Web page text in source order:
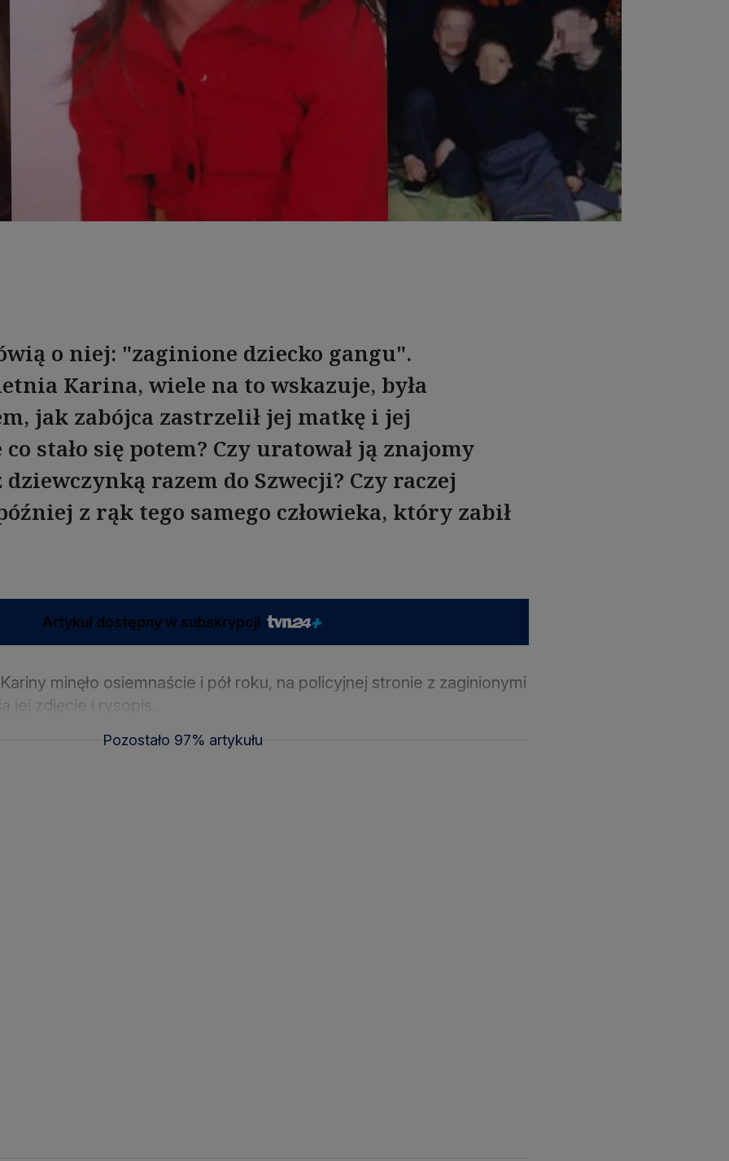
o niej: "zaginione dziecko gangu".
Karina, wiele na to wskazuje, była
jak zabójca zastrzelił jej matkę i jej
stało się potem? Czy uratował ją znajomy
razem do Szwecji? Czy raczej
z rąk tego samego człowieka, który zabił
Artykuł dostępny w subskrypcji
minęło osiemnaście i pół roku, na policyjnej stronie z zaginionymi
jej zdjęcie i rysopis.
Pozostało 97% artykułu